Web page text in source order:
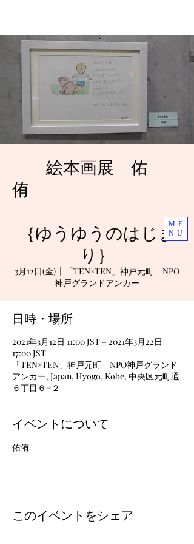
ME
NU
絵本画展 佑
侑
｛ゆうゆうのはじま
り｝
3月12日(金)
  |
「TEN×TEN」神戸元町 NPO
神戸グランドアンカー
日時・場所
2021年3月12日 11:00 JST – 2021年3月22日
17:00 JST
「TEN×TEN」神戸元町 NPO神戸グランド
アンカー, Japan, Hyogo, Kobe, 中央区元町通
６丁目６−２
イベントについて
佑侑
このイベントをシェア